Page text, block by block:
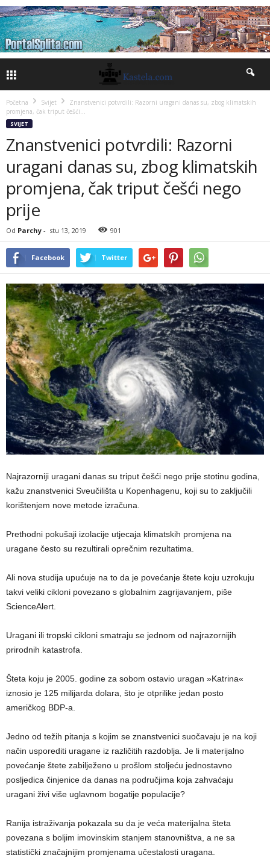
Početna Svijet
Znanstvenici potvrdili: Razorni uragani danas su, zbog klimatskih
promjena, čak triput češći...
SVIJET
Znanstvenici potvrdili: Razorni
uragani danas su, zbog klimatskih
promjena, čak triput češći nego
prije
Od Parchy - stu 13, 2019 901
Facebook Twitter
Najrazorniji uragani danas su triput češći nego prije stotinu godina,
kažu znanstvenici Sveučilišta u Kopenhagenu, koji su to zaključili
korištenjem nove metode izračuna.
Prethodni pokušaji izolacije utjecaja klimatskih promjena na
uragane često su rezultirali oprečnim rezultatima.
Ali nova studija upućuje na to da je povećanje štete koju uzrokuju
takvi veliki cikloni povezano s globalnim zagrijavanjem, piše
ScienceAlert.
Uragani ili tropski cikloni smatraju se jednom od najrazornijih
prirodnih katastrofa.
Šteta koju je 2005. godine za sobom ostavio uragan »Katrina«
iznosio je 125 milijarda dolara, što je otprilike jedan posto
američkog BDP-a.
Jedno od težih pitanja s kojim se znanstvenici suočavaju je na koji
način usporediti uragane iz različitih razdoblja. Je li materijalno
povećanje štete zabilježeno u prošlom stoljeću jednostavno
posljedica činjenice da danas na područjima koja zahvaćaju
uragani živi više uglavnom bogatije populacije?
Ranija istraživanja pokazala su da je veća materijalna šteta
povezana s boljim imovinskim stanjem stanovništva, a ne sa
statistički značajnijim promjenama učestalosti uragana.